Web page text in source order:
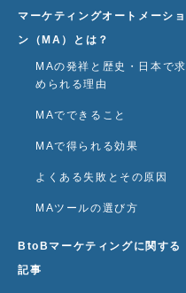
マーケティングオートメーショ
ン（MA）とは？
MAの発祥と歴史・日本で求
められる理由
MAでできること
MAで得られる効果
よくある失敗とその原因
MAツールの選び方
BtoBマーケティングに関する
記事